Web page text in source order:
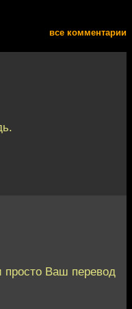
все комментарии
просто Ваш перевод